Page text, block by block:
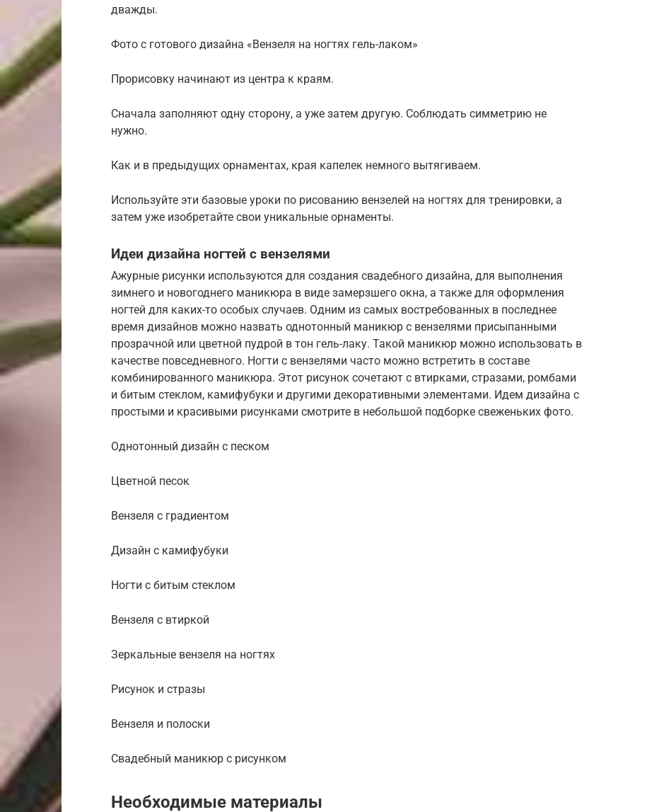
дважды.
Фото с готового дизайна «Вензеля на ногтях гель-лаком»
Прорисовку начинают из центра к краям.
Сначала заполняют одну сторону, а уже затем другую. Соблюдать симметрию не
нужно.
Как и в предыдущих орнаментах, края капелек немного вытягиваем.
Используйте эти базовые уроки по рисованию вензелей на ногтях для тренировки, а
затем уже изобретайте свои уникальные орнаменты.
Идеи дизайна ногтей с вензелями
Ажурные рисунки используются для создания свадебного дизайна, для выполнения
зимнего и новогоднего маникюра в виде замерзшего окна, а также для оформления
ногтей для каких-то особых случаев. Одним из самых востребованных в последнее
время дизайнов можно назвать однотонный маникюр с вензелями присыпанными
прозрачной или цветной пудрой в тон гель-лаку. Такой маникюр можно использовать в
качестве повседневного. Ногти с вензелями часто можно встретить в составе
комбинированного маникюра. Этот рисунок сочетают с втирками, стразами, ромбами
и битым стеклом, камифубуки и другими декоративными элементами. Идем дизайна с
простыми и красивыми рисунками смотрите в небольшой подборке свеженьких фото.
Однотонный дизайн с песком
Цветной песок
Вензеля с градиентом
Дизайн с камифубуки
Ногти с битым стеклом
Вензеля с втиркой
Зеркальные вензеля на ногтях
Рисунок и стразы
Вензеля и полоски
Свадебный маникюр с рисунком
Необходимые материалы